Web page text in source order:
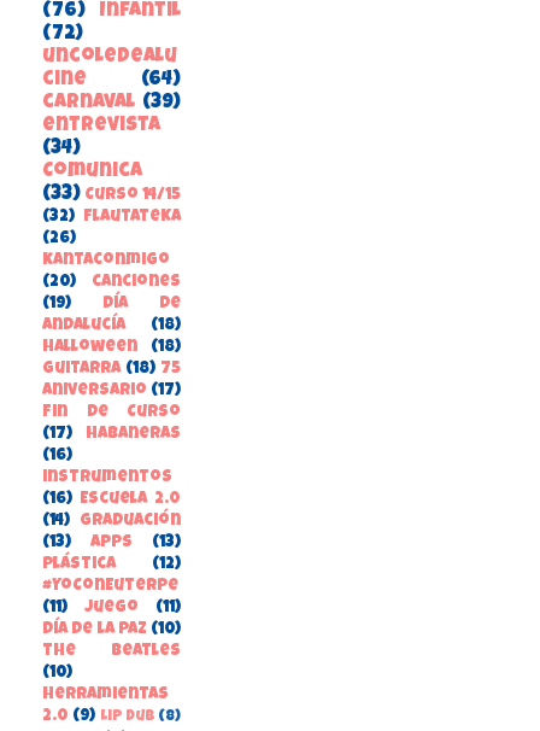
(76)
Infantil
(72)
uncoledealu
cine
(64)
carnaval (39)
entrevista
(34)
ComunicA
(33) Curso 14/15
(32)
FlautateKa
(26)
kantaconmigo
(20)
canciones
(19)
Día de
Andalucía
(18)
Halloween
(18)
guitarra (18) 75
aniversario (17)
Fin de Curso
(17)
habaneras
(16)
instrumentos
(16) Escuela 2.0
(14)
Graduación
(13)
apps
(13)
Plástica
(12)
#YoConEuterpe
(11)
juego
(11)
Día de la Paz (10)
the beatles
(10)
herramientas
2.0 (9) Lip Dub (8)